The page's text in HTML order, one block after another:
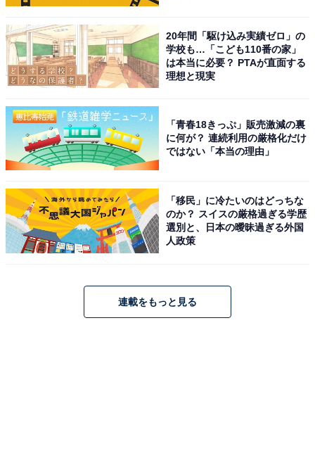
見つけやすいようにすることも大切です（40代・女
性）」
暑くなってくると気になる水回りや生ごみ。常に清潔に
することが重要なようです。
20年間「駆け込み実績ゼロ」の
学校も…「こども110番の家」
は本当に必要？ PTAが直面する
理想と現実
「青春18きっぷ」販売激減の裏
に何が？ 連続利用の厳格化だけ
ではない「本当の理由」
「移民」に冷たいのはどっちな
のか？ スイスの厳格過ぎる学歴
選別と、日本の曖昧過ぎる外国
人政策
連載をもっと見る